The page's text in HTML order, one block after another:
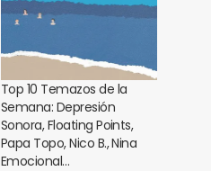
Top 10 Temazos de la
Semana: Depresión
Sonora, Floating Points,
Papa Topo, Nico B., Nina
Emocional…